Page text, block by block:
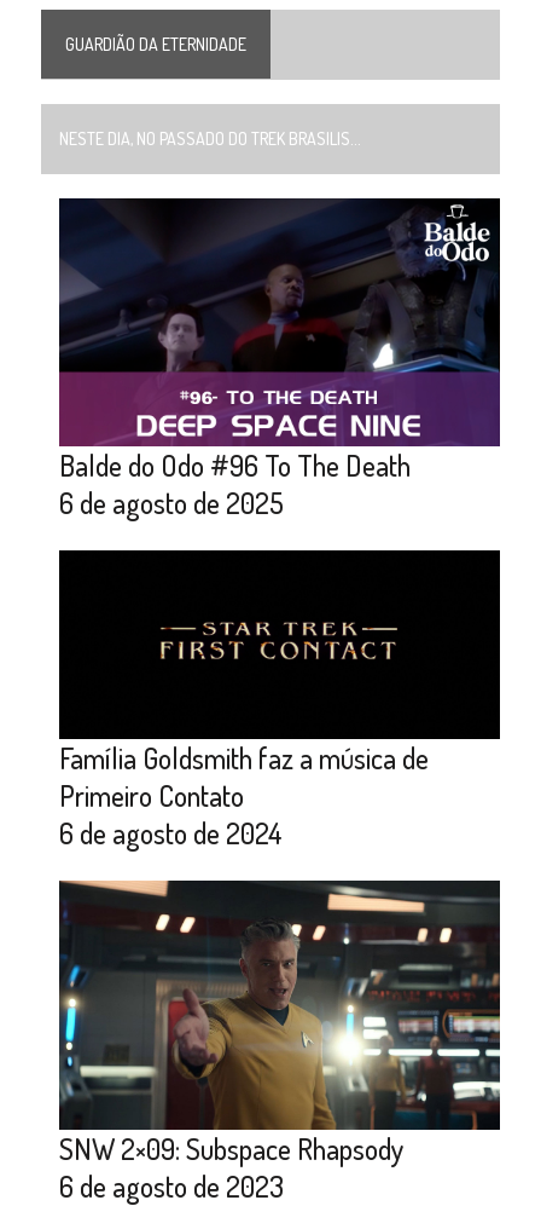
GUARDIÃO DA ETERNIDADE
NESTE DIA, NO PASSADO DO TREK BRASILIS...
Balde do Odo #96 To The Death
6 de agosto de 2025
Família Goldsmith faz a música de
Primeiro Contato
6 de agosto de 2024
SNW 2×09: Subspace Rhapsody
6 de agosto de 2023